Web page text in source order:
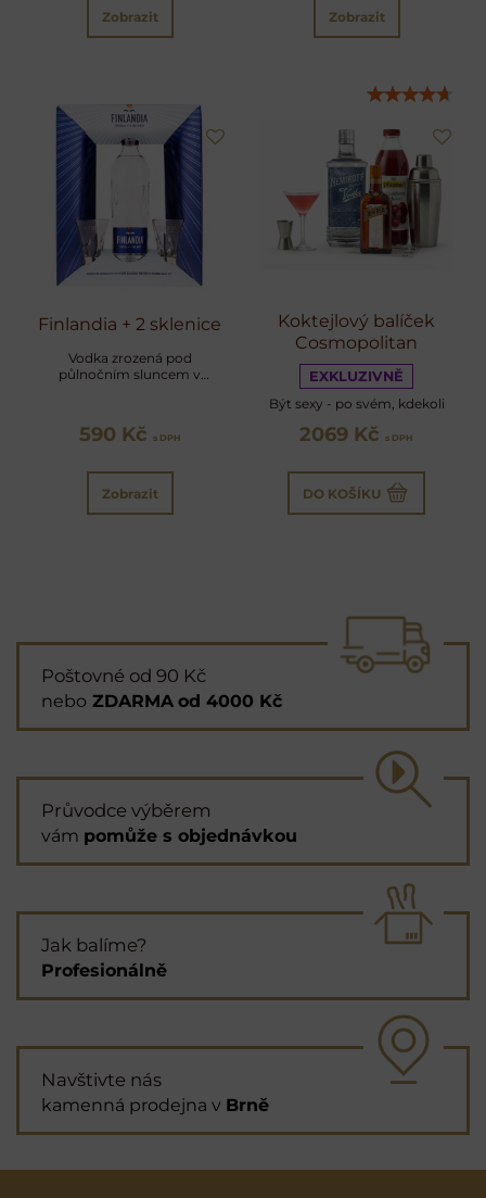
Zobrazit Zobrazit
Finlandia + 2 sklenice
Vodka zrozená pod
půlnočním sluncem v
590 Kč s DPH
Zobrazit
Koktejlový balíček
Cosmopolitan
EXKLUZIVNĚ
Být sexy - po svém, kdekoli
2069 Kč s DPH
DO KOŠÍKU
Poštovné od 90 Kč
nebo ZDARMA od 4000 Kč
Průvodce výběrem
vám pomůže s objednávkou
Jak balíme?
Profesionálně
Navštivte nás
kamenná prodejna v Brně